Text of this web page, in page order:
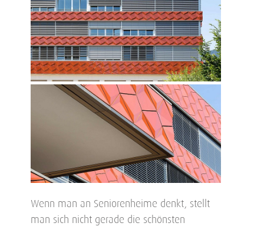
Wenn man an Seniorenheime denkt, stellt
man sich nicht gerade die schönsten